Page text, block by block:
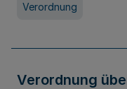
Verordnung
Verordnung